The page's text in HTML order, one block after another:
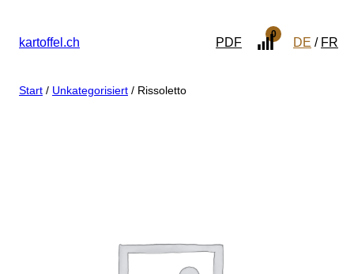
kartoffel.ch PDF
0
DE FR
Start / Unkategorisiert / Rissoletto